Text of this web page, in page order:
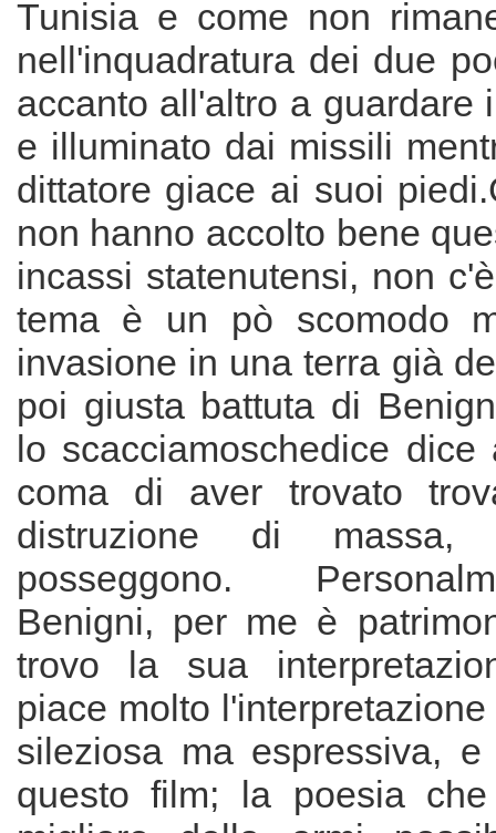
Tunisia e come non
nell'inquadratura dei due
accanto all'altro a guardare
e illuminato dai missili
dittatore giace ai suoi
non hanno accolto bene
incassi statenutensi, non
tema è un pò scomodo
invasione in una terra già
poi giusta battuta di
lo scacciamoschedice
coma di aver trovato
distruzione di massa,
posseggono.
Benigni, per me è
trovo la sua
piace molto
sileziosa ma espressiva,
questo film; la poesia